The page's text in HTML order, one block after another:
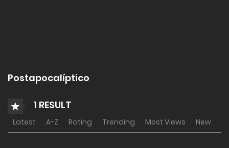
Postapocalíptico
1 RESULT
Latest A-Z Rating Trending Most Views New